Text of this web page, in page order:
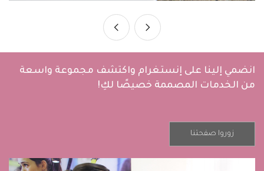
انضمي إلينا على إنستغرام واكتشف مجموعة واسعة
من الخدمات المصممة خصيصًا لكِ!
زوروا صفحتنا